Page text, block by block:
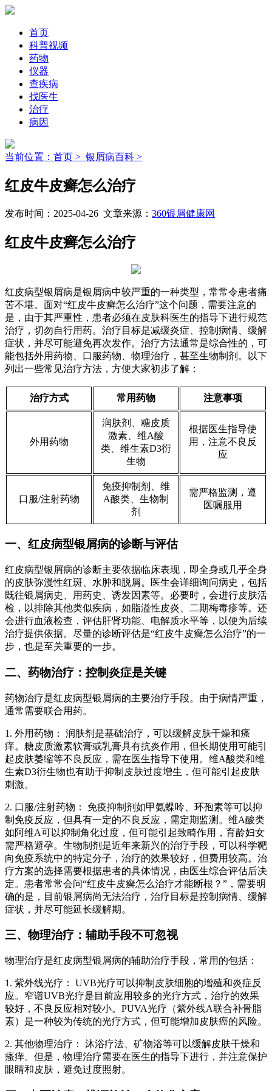
首页
科普视频
药物
仪器
查疾病
找医生
治疗
病因
当前位置：首页 > 银屑病百科 >
红皮牛皮癣怎么治疗
发布时间：2025-04-26 文章来源： 360银屑健康网
红皮牛皮癣怎么治疗
红皮病型银屑病是银屑病中较严重的一种类型，常常令患者痛
苦不堪。面对“红皮牛皮癣怎么治疗”这个问题，需要注意的
是，由于其严重性，患者必须在皮肤科医生的指导下进行规范
治疗，切勿自行用药。治疗目标是减缓炎症、控制病情、缓解
症状，并尽可能避免再次发作。治疗方法通常是综合性的，可
能包括外用药物、口服药物、物理治疗，甚至生物制剂。以下
列出一些常见治疗方法，方便大家初步了解：
治疗方式 常用药物 注意事项
外用药物
润肤剂、糖皮质
激素、维A酸
类、维生素D3衍
生物
根据医生指导使
用，注意不良反
应
口服/注射药物
免疫抑制剂、维
A酸类、生物制
剂
需严格监测，遵
医嘱服用
一、红皮病型银屑病的诊断与评估
红皮病型银屑病的诊断主要依据临床表现，即全身或几乎全身
的皮肤弥漫性红斑、水肿和脱屑。医生会详细询问病史，包括
既往银屑病史、用药史、诱发因素等。必要时，会进行皮肤活
检，以排除其他类似疾病，如脂溢性皮炎、二期梅毒疹等。还
会进行血液检查，评估肝肾功能、电解质水平等，以便为后续
治疗提供依据。尽量的诊断评估是“红皮牛皮癣怎么治疗”的一
步，也是至关重要的一步。
二、药物治疗：控制炎症是关键
药物治疗是红皮病型银屑病的主要治疗手段。由于病情严重，
通常需要联合用药。
1. 外用药物： 润肤剂是基础治疗，可以缓解皮肤干燥和瘙
痒。糖皮质激素软膏或乳膏具有抗炎作用，但长期使用可能引
起皮肤萎缩等不良反应，需在医生指导下使用。维A酸类和维
生素D3衍生物也有助于抑制皮肤过度增生，但可能引起皮肤
刺激。
2. 口服/注射药物： 免疫抑制剂如甲氨蝶呤、环孢素等可以抑
制免疫反应，但具有一定的不良反应，需定期监测。维A酸类
如阿维A可以抑制角化过度，但可能引起致畸作用，育龄妇女
需严格避孕。生物制剂是近年来新兴的治疗手段，可以科学靶
向免疫系统中的特定分子，治疗的效果较好，但费用较高。治
疗方案的选择需要根据患者的具体情况，由医生综合评估后决
定。患者常常会问“红皮牛皮癣怎么治疗才能断根？”，需要明
确的是，目前银屑病尚无法治疗，治疗目标是控制病情、缓解
症状，并尽可能延长缓解期。
三、物理治疗：辅助手段不可忽视
物理治疗是红皮病型银屑病的辅助治疗手段，常用的包括：
1. 紫外线光疗： UVB光疗可以抑制皮肤细胞的增殖和炎症反
应。窄谱UVB光疗是目前应用较多的光疗方式，治疗的效果
较好，不良反应相对较小。PUVA光疗（紫外线A联合补骨脂
素）是一种较为传统的光疗方式，但可能增加皮肤癌的风险。
2. 其他物理治疗： 沐浴疗法、矿物浴等可以缓解皮肤干燥和
瘙痒。但是，物理治疗需要在医生的指导下进行，并注意保护
眼睛和皮肤，避免过度照射。